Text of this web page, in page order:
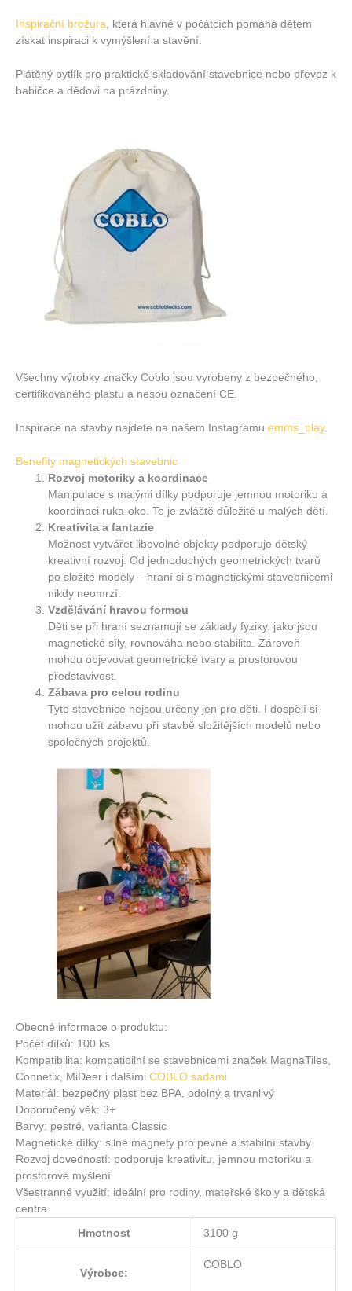
Inspirační brožura, která hlavně v počátcích pomáhá dětem
získat inspiraci k vymýšlení a stavění.
Plátěný pytlík pro praktické skladování stavebnice nebo převoz k
babičce a dědovi na prázdniny.
Všechny výrobky značky Coblo jsou vyrobeny z bezpečného,
certifikovaného plastu a nesou označení CE.
Inspirace na stavby najdete na našem Instagramu emms_play.
Benefity magnetických stavebnic
Rozvoj motoriky a koordinace
Manipulace s malými dílky podporuje jemnou motoriku a
koordinaci ruka-oko. To je zvláště důležité u malých dětí.
Kreativita a fantazie
Možnost vytvářet libovolné objekty podporuje dětský
kreativní rozvoj. Od jednoduchých geometrických tvarů
po složité modely – hraní si s magnetickými stavebnicemi
nikdy neomrzí.
Vzdělávání hravou formou
Děti se při hraní seznamují se základy fyziky, jako jsou
magnetické síly, rovnováha nebo stabilita. Zároveň
mohou objevovat geometrické tvary a prostorovou
představivost.
Zábava pro celou rodinu
Tyto stavebnice nejsou určeny jen pro děti. I dospělí si
mohou užít zábavu při stavbě složitějších modelů nebo
společných projektů.
Obecné informace o produktu:
Počet dílků: 100 ks
Kompatibilita: kompatibilní se stavebnicemi značek MagnaTiles,
Connetix, MiDeer i dalšími COBLO sadami
Materiál: bezpečný plast bez BPA, odolný a trvanlivý
Doporučený věk: 3+
Barvy: pestré, varianta Classic
Magnetické dílky: silné magnety pro pevné a stabilní stavby
Rozvoj dovedností: podporuje kreativitu, jemnou motoriku a
prostorové myšlení
Všestranné využití: ideální pro rodiny, mateřské školy a dětská
centra.
Hmotnost 3100 g
Výrobce:
COBLO